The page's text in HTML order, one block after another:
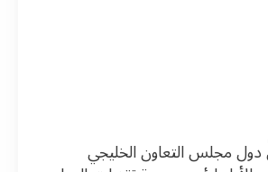
مجلس التعاون الخليجي